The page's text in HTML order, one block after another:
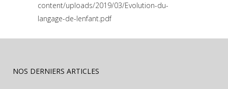
content/uploads/2019/03/Evolution-du-
langage-de-lenfant.pdf
NOS DERNIERS ARTICLES